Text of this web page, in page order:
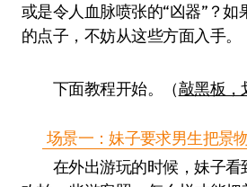
或是令人血脉喷张的“凶器”？
的点子，不妨从这些方面入手。
下面教程开始。（敲黑板，
场景一：妹子要求男生把景
在外出游玩的时候，妹子看